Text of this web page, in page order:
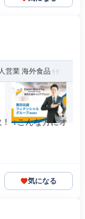
営業 海外食品
↓こんな方にオ
気になる